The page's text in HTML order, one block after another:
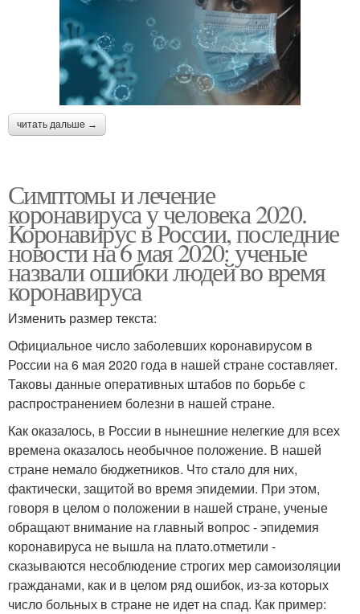
читать дальше →
Симптомы и лечение
коронавируса у человека 2020.
Коронавирус в России, последние
новости на 6 мая 2020: ученые
назвали ошибки людей во время
коронавируса
Изменить размер текста:
Официальное число заболевших коронавирусом в
России на 6 мая 2020 года в нашей стране составляет.
Таковы данные оперативных штабов по борьбе с
распространением болезни в нашей стране.
Как оказалось, в России в нынешние нелегкие для всех
времена оказалось необычное положение. В нашей
стране немало бюджетников. Что стало для них,
фактически, защитой во время эпидемии. При этом,
говоря в целом о положении в нашей стране, ученые
обращают внимание на главный вопрос - эпидемия
коронавируса не вышла на плато.отметили -
сказываются несоблюдение строгих мер самоизоляции
гражданами, как и в целом ряд ошибок, из-за которых
число больных в стране не идет на спад. Как пример: